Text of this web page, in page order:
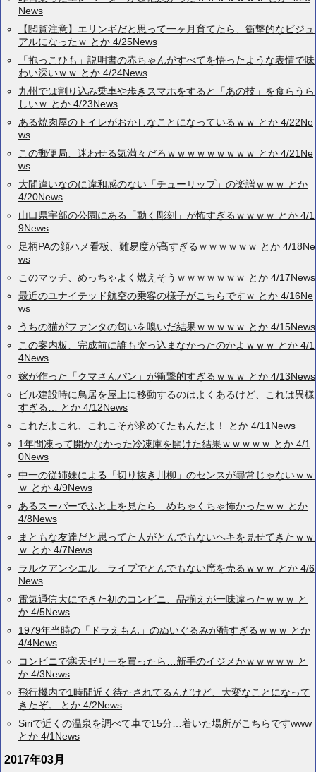
News
【閲覧注意】エリンギだと思って一ヶ月育てたら、衝撃的なビジュ
アルになったｗ とか 4/25News
「抱っこひも」説明書の赤ちゃんがすべてを悟ったような表情で味
わい深いｗｗ とか 4/24News
九州では割り込み乗車や歩きスマホをすると「あの技」を食らうら
しいｗ とか 4/23News
ある焼肉屋のトイレがおかしなことになっているｗｗ とか 4/22Ne
ws
この郵便局、迷わせる気満々だろｗｗｗｗｗｗｗｗｗ とか 4/21Ne
ws
大間違いなのに違和感のない「チューリップ」の楽譜ｗｗｗ とか
4/20News
山口県宇部の公園にある「動く彫刻」が怖すぎるｗｗｗｗ とか 4/1
9News
足柄PAの顔ハメ看板、難易度が高すぎるｗｗｗｗｗｗ とか 4/18Ne
ws
このマッチ、めっちゃよく燃えそうｗｗｗｗｗｗｗ とか 4/17News
最近のユナイテッド航空の乗客の様子がこちらですｗ とか 4/16Ne
ws
うちの猫がファンタの匂いを嗅いだ結果ｗｗｗｗｗ とか 4/15News
この案内板、完成前に誰も突っ込まなかったのかよｗｗｗ とか 4/1
4News
嫁が作った「クマさんパン」が衝撃的すぎるｗｗｗ とか 4/13News
ビル建設時に鳥居を屋上に移動するのはよくあるけど、これは異様
すぎる… とか 4/12News
これだよこれ、これこそが求めてたもんだよ！ とか 4/11News
1年間凍って開かなかった冷凍庫を開けた結果ｗｗｗｗｗ とか 4/1
0News
中一の従姉妹による「切り抜き川柳」のセンスが尋常じゃないｗｗ
ｗ とか 4/9News
あるスーパーでふと上を見たら…めちゃくちゃ怖かったｗｗ とか
4/8News
まともな友達だと思ってた人がとんでもないヘキを見せてきたｗｗ
ｗ とか 4/7News
ラルクアンシエル、ライブでとんでもない席を売るｗｗｗ とか 4/6
News
電気通信大にできた初のコンビニ、品揃えが一味違ったｗｗｗ と
か 4/5News
1979年当時の「ドラえもん」のぬいぐるみが酷すぎるｗｗｗ とか
4/4News
コンビニで寒天ゼリーを買ったら…新手のイジメかｗｗｗｗｗ と
か 4/3News
飛行機内で1時間近く待たされてるんだけど、大変なことになって
きたぞ。 とか 4/2News
Siriで近くの温泉を調べて車で15分…着いた場所がこちらですwww
とか 4/1News
2017年03月